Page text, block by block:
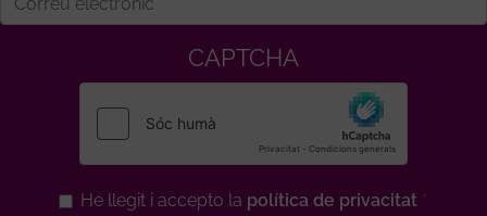
CAPTCHA
He llegit i accepto la política de privacitat